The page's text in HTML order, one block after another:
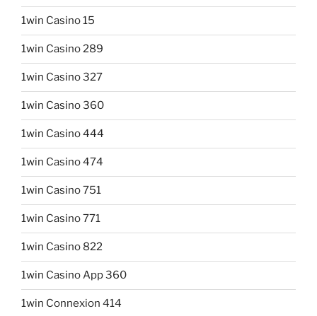
1win Casino 15
1win Casino 289
1win Casino 327
1win Casino 360
1win Casino 444
1win Casino 474
1win Casino 751
1win Casino 771
1win Casino 822
1win Casino App 360
1win Connexion 414